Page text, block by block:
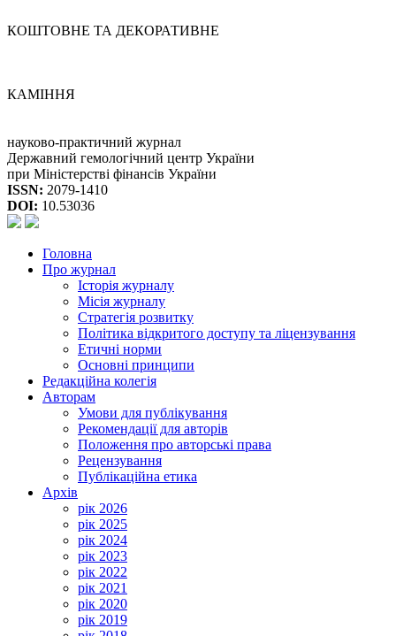
КОШТОВНЕ ТА ДЕКОРАТИВНЕ
КАМІННЯ
науково-практичний журнал
Державний гемологічний центр України
при Міністерстві фінансів України
ISSN: 2079-1410
DOI: 10.53036
Головна
Про журнал
Історія журналу
Місія журналу
Стратегія розвитку
Політика відкритого доступу та ліцензування
Етичні норми
Основні принципи
Редакційна колегія
Авторам
Умови для публікування
Рекомендації для авторів
Положення про авторські права
Рецензування
Публікаційна етика
Архів
рік 2026
рік 2025
рік 2024
рік 2023
рік 2022
рік 2021
рік 2020
рік 2019